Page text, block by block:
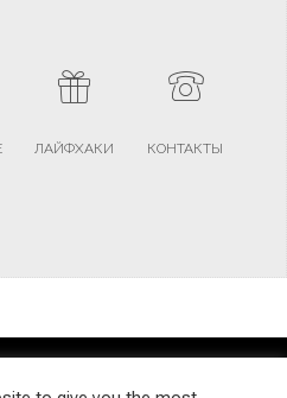
ЛАЙФХАКИ КОНТАКТЫ
PRIVACY POLICY SITEMAP